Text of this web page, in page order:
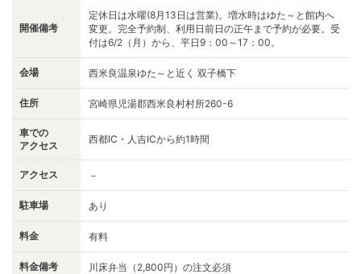
開催備考
定休日は水曜(8月13日は営業)。増水時はゆた～と館内へ
変更。完全予約制、利用日前日の正午まで予約が必要。受
付は6/2（月）から、平日9：00～17：00。
会場 西米良温泉ゆた～と近く 双子橋下
住所 宮崎県児湯郡西米良村村所260-6
車での
アクセス
西都IC・人吉ICから約1時間
アクセス －
駐車場 あり
料金 有料
料金備考 川床弁当（2,800円）の注文必須